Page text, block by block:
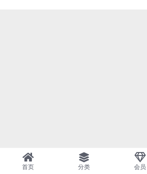
首页 分类 会员